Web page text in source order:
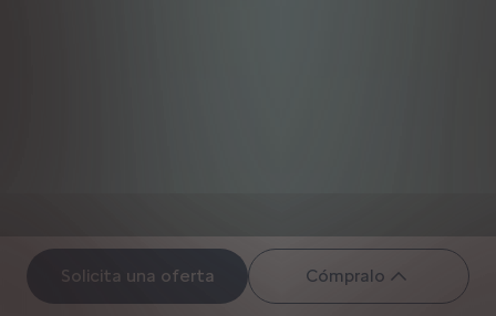
Solicita una oferta Cómpralo